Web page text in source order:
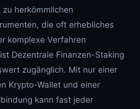
zu herkömmlichen
die oft erhebliches
komplexe Verfahren
Dezentrale Finanzen-Staking
zugänglich. Mit nur einer
Krypto-Wallet und einer
kann fast jeder